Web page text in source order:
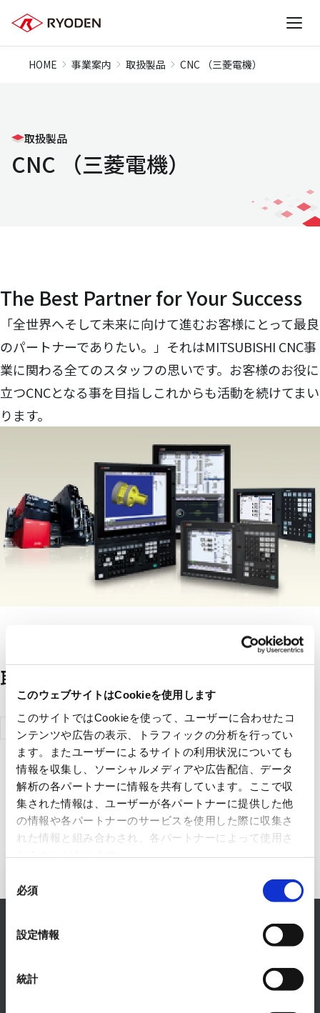
このウェブサイトはCookieを使用します
このサイトではCookieを使って、ユーザーに合わせたコ
ンテンツや広告の表示、トラフィックの分析を行ってい
ます。またユーザーによるサイトの利用状況についても
情報を収集し、ソーシャルメディアや広告配信、データ
解析の各パートナーに情報を共有しています。ここで収
集された情報は、ユーザーが各パートナーに提供した他
の情報や各パートナーのサービスを使用した際に収集さ
れた情報と組み合わされ、各パートナーによって使用さ
必須
設定情報
統計
HOME 事業案内 取扱製品 CNC （三菱電機）
取扱製品
CNC （三菱電機）
The Best Partner for Your Success
「全世界へそして未来に向けて進むお客様にとって最良
のパートナーでありたい。」それはMITSUBISHI CNC事
業に関わる全てのスタッフの思いです。お客様のお役に
立つCNCとなる事を目指しこれからも活動を続けてまい
ります。
取扱メーカー一覧
三菱電機株
式会社
FAシステム事業へのお問い合わせ
RYODENでは、FAシステム事業に関するあらゆるお
悩みを解決します。